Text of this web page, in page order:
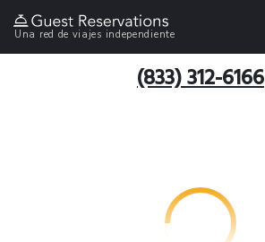
Una red de viajes independiente
(833) 312-6166